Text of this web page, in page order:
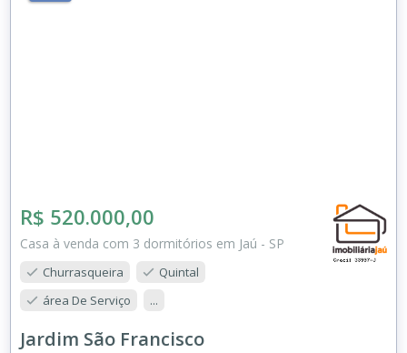
R$ 520.000,00
Casa à venda com 3 dormitórios em Jaú - SP
Churrasqueira
Quintal
área De Serviço
...
Jardim São Francisco